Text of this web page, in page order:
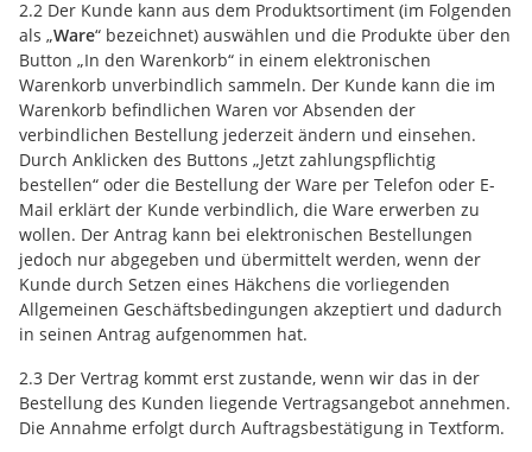
2.2 Der Kunde kann aus dem Produktsortiment (im Folgenden
als „Ware“ bezeichnet) auswählen und die Produkte über den
Button „In den Warenkorb“ in einem elektronischen
Warenkorb unverbindlich sammeln. Der Kunde kann die im
Warenkorb befindlichen Waren vor Absenden der
verbindlichen Bestellung jederzeit ändern und einsehen.
Durch Anklicken des Buttons „Jetzt zahlungspflichtig
bestellen“ oder die Bestellung der Ware per Telefon oder E-
Mail erklärt der Kunde verbindlich, die Ware erwerben zu
wollen. Der Antrag kann bei elektronischen Bestellungen
jedoch nur abgegeben und übermittelt werden, wenn der
Kunde durch Setzen eines Häkchens die vorliegenden
Allgemeinen Geschäftsbedingungen akzeptiert und dadurch
in seinen Antrag aufgenommen hat.
2.3 Der Vertrag kommt erst zustande, wenn wir das in der
Bestellung des Kunden liegende Vertragsangebot annehmen.
Die Annahme erfolgt durch Auftragsbestätigung in Textform.